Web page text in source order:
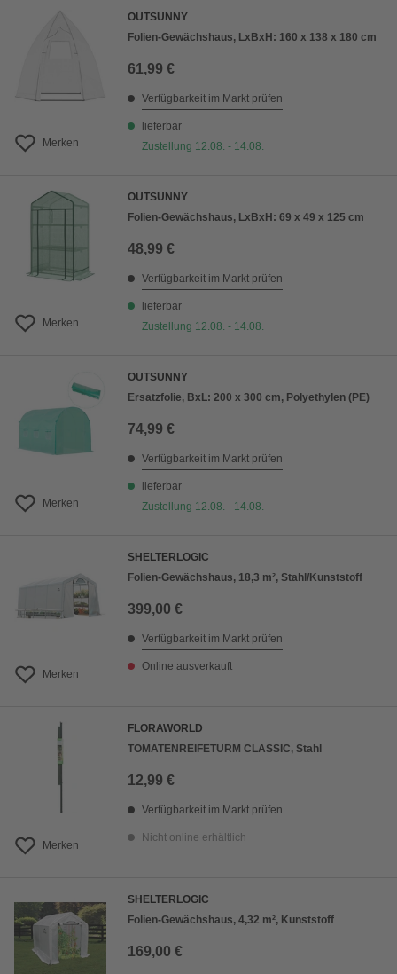
Merken
OUTSUNNY
Folien-Gewächshaus, LxBxH: 160 x 138 x 180 cm
61,99 €
Verfügbarkeit im Markt prüfen
lieferbar
Zustellung 12.08. - 14.08.
Merken
OUTSUNNY
Folien-Gewächshaus, LxBxH: 69 x 49 x 125 cm
48,99 €
Verfügbarkeit im Markt prüfen
lieferbar
Zustellung 12.08. - 14.08.
Merken
OUTSUNNY
Ersatzfolie, BxL: 200 x 300 cm, Polyethylen (PE)
74,99 €
Verfügbarkeit im Markt prüfen
lieferbar
Zustellung 12.08. - 14.08.
Merken
SHELTERLOGIC
Folien-Gewächshaus, 18,3 m², Stahl/Kunststoff
399,00 €
Verfügbarkeit im Markt prüfen
Online ausverkauft
Merken
FLORAWORLD
TOMATENREIFETURM CLASSIC, Stahl
12,99 €
Verfügbarkeit im Markt prüfen
Nicht online erhältlich
SHELTERLOGIC
Folien-Gewächshaus, 4,32 m², Kunststoff
169,00 €